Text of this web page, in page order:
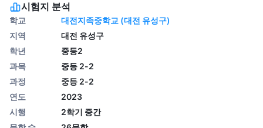
시험지 분석
학교
대전지족중학교 (대전 유성구)
지역
대전 유성구
학년
중등2
과목
중등 2-2
과정
중등 2-2
연도
2023
시행
2학기 중간